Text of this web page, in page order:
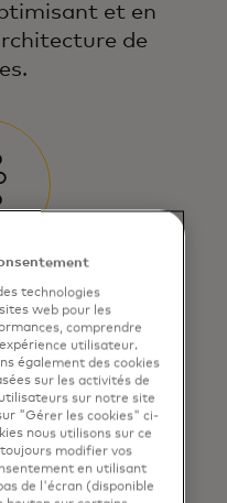
une utilisation
source fiable
puissante et
et en
de
de la gestion
assurez la
des
des
technologies
web pour les
comprendre
utilisateur.
également des cookies
sur les activités de
sur notre site
"Gérer les cookies" ci-
nous utilisons sur ce
modifier vos
en utilisant
de l'écran (disponible